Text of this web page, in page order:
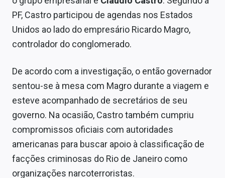
PF, Castro participou de agendas nos Estados
Unidos ao lado do empresário Ricardo Magro,
controlador do conglomerado.
De acordo com a investigação, o então governador
sentou-se à mesa com Magro durante a viagem e
esteve acompanhado de secretários de seu
governo. Na ocasião, Castro também cumpriu
compromissos oficiais com autoridades
americanas para buscar apoio à classificação de
facções criminosas do Rio de Janeiro como
organizações narcoterroristas.